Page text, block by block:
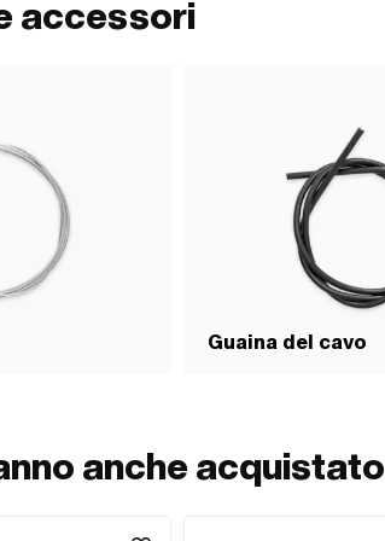
accessori
Guaina del cavo
anche acquistato